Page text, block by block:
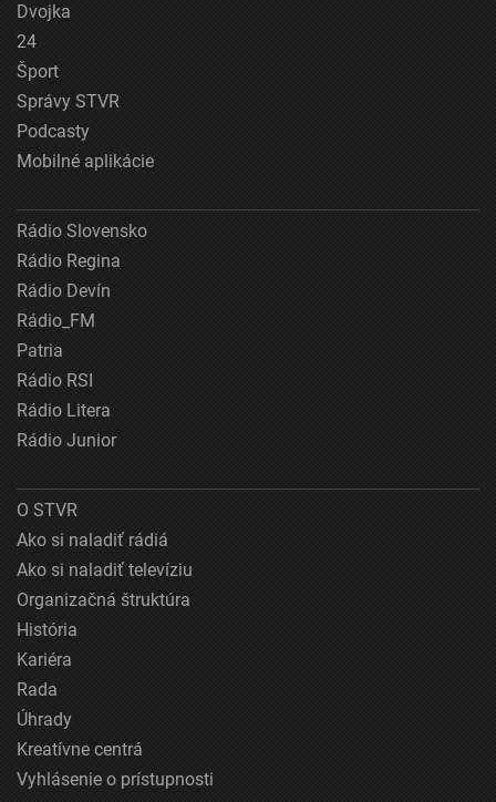
Dvojka
24
Šport
Správy STVR
Podcasty
Mobilné aplikácie
Rádio Slovensko
Rádio Regina
Rádio Devín
Rádio_FM
Patria
Rádio RSI
Rádio Litera
Rádio Junior
O STVR
Ako si naladiť rádiá
Ako si naladiť televíziu
Organizačná štruktúra
História
Kariéra
Rada
Úhrady
Kreatívne centrá
Vyhlásenie o prístupnosti